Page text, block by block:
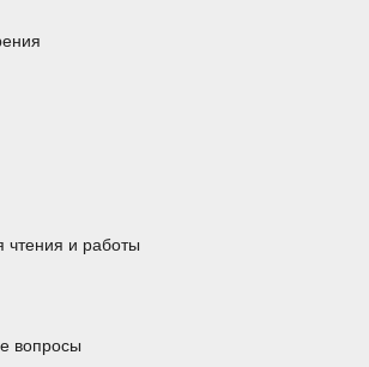
чтения и работы
вопросы